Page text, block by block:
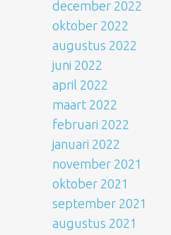
december 2022
oktober 2022
augustus 2022
juni 2022
april 2022
maart 2022
februari 2022
januari 2022
november 2021
oktober 2021
september 2021
augustus 2021